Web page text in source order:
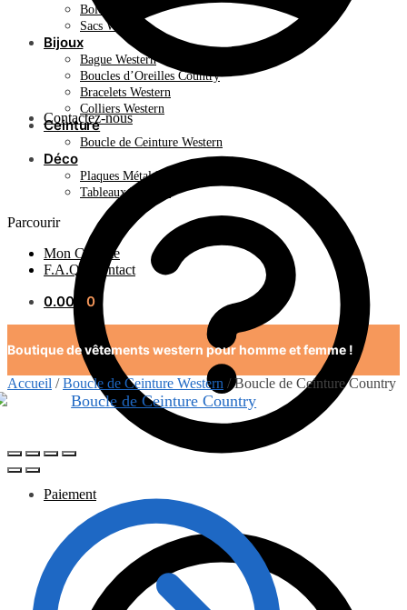
Contactez-nous
Paiement
Bolo Tie
Sacs Western
Bijoux
Bague Western
Boucles d’Oreilles Country
Bracelets Western
Colliers Western
Ceinture
Boucle de Ceinture Western
Déco
Plaques Métal Déco Américaine
Tableaux Western
Parcourir
Mon Compte
F.A.Q / Contact
0.00€ 0
Boutique de vêtements western pour homme et femme !
Accueil /Boucle de Ceinture Western / Boucle de Ceinture Country